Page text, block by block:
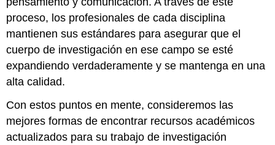
proceso, los profesionales de cada disciplina
mantienen sus estándares para asegurar que el
cuerpo de investigación en ese campo se esté
expandiendo verdaderamente y se mantenga en una
alta calidad.
Con estos puntos en mente, consideremos las
mejores formas de encontrar recursos académicos
actualizados para su trabajo de investigación